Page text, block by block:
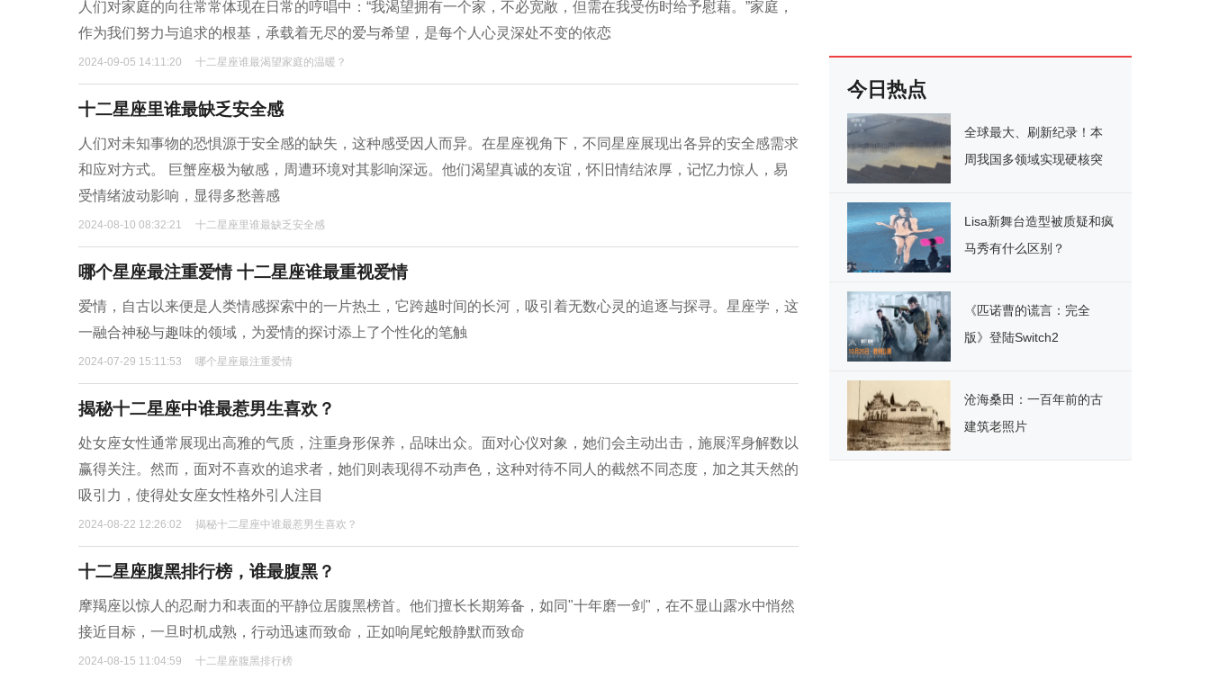
人们对家庭的向往常常体现在日常的哼唱中：“我渴望拥有一个家，不必宽敞，但需在我受伤时给予慰藉。”家庭，
作为我们努力与追求的根基，承载着无尽的爱与希望，是每个人心灵深处不变的依恋
2024-09-05 14:11:20 十二星座谁最渴望家庭的温暖？
十二星座里谁最缺乏安全感
人们对未知事物的恐惧源于安全感的缺失，这种感受因人而异。在星座视角下，不同星座展现出各异的安全感需求
和应对方式。 巨蟹座极为敏感，周遭环境对其影响深远。他们渴望真诚的友谊，怀旧情结浓厚，记忆力惊人，易
受情绪波动影响，显得多愁善感
2024-08-10 08:32:21 十二星座里谁最缺乏安全感
哪个星座最注重爱情 十二星座谁最重视爱情
爱情，自古以来便是人类情感探索中的一片热土，它跨越时间的长河，吸引着无数心灵的追逐与探寻。星座学，这
一融合神秘与趣味的领域，为爱情的探讨添上了个性化的笔触
2024-07-29 15:11:53 哪个星座最注重爱情
揭秘十二星座中谁最惹男生喜欢？
处女座女性通常展现出高雅的气质，注重身形保养，品味出众。面对心仪对象，她们会主动出击，施展浑身解数以
赢得关注。然而，面对不喜欢的追求者，她们则表现得不动声色，这种对待不同人的截然不同态度，加之其天然的
吸引力，使得处女座女性格外引人注目
2024-08-22 12:26:02 揭秘十二星座中谁最惹男生喜欢？
十二星座腹黑排行榜，谁最腹黑？
摩羯座以惊人的忍耐力和表面的平静位居腹黑榜首。他们擅长长期筹备，如同"十年磨一剑"，在不显山露水中悄然
接近目标，一旦时机成熟，行动迅速而致命，正如响尾蛇般静默而致命
2024-08-15 11:04:59 十二星座腹黑排行榜
今日热点
全球最大、刷新纪录！本
周我国多领域实现硬核突
Lisa新舞台造型被质疑和疯
马秀有什么区别？
《匹诺曹的谎言：完全
版》登陆Switch2
沧海桑田：一百年前的古
建筑老照片